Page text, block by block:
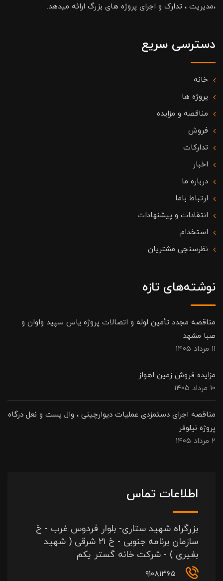
،مدیریت ، تدارک و اجرای پروژه های بزرگ ارائه میدهد.
دسترسی سریع
خانه
پروژه ها
مناقصه و مزایده
فروش
تدارکات
اخبار
درباره ما
ارتباط باما
انتقادات و پیشنهادات
استخدام
نظرسنجی مشتریان
نوشته‌های تازه
مناقصه مجدد تأمین لوله و اتصالات پروژه یاس سپید واوان و
صبا مشهد
۱۱ مرداد ۱۴۰۵
مزایده فروش زمین اهواز
۱۰ مرداد ۱۴۰۵
مناقصه اجرای دستمزدی عملیات دیوارچینی ، وال پست و نعل درگاه
پروژه نیلوفر
۲ مرداد ۱۴۰۵
اطلاعات تماس
بزرگراه شهید ستاری- بلوار فردوس غرب - خ
سازمان برنامه جنوبی - خ ۲۱ شرقی ( شهید
بغیری ) - شرکت خانه گستر یکم
۹۱۰۸۱۳۶۵